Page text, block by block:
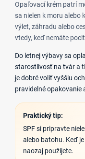
Opaľovací krém patrí
sa nielen k moru alebo
výlet, záhradu alebo
vtedy, keď nemáte
Do letnej výbavy sa
starostlivosť na tvár a
je dobré voliť vyššiu
pravidelné opakovanie
Praktický tip:
SPF si pripravte
alebo batohu. Keď
naozaj použijete.